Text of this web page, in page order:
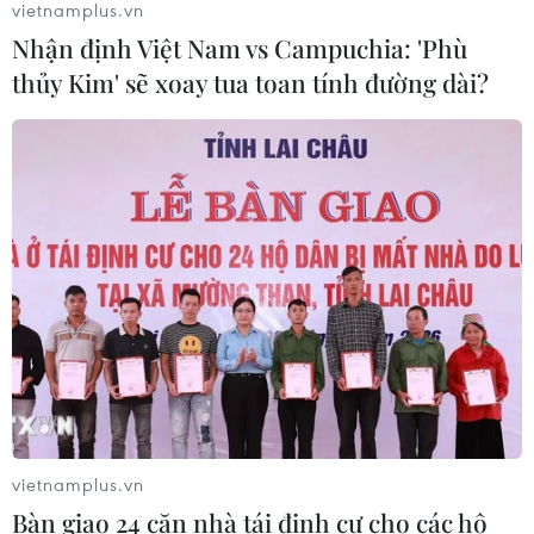
Mưa lũ, sạt lở tại Sri Lanka khiến 5
người thiệt mạng
04/08/2026 23:09
Thời tiết ngày 5/8: Bắc Bộ tiếp tục
mưa lớn, nguy cơ lũ quét và sạt lở đất
gia tăng
04/08/2026 23:08
Xem thêm
vietnamplus.vn
Nhận định Việt Nam vs Campuchia: 'Phù
thủy Kim' sẽ xoay tua toan tính đường dài?
vietnamplus.vn
Bàn giao 24 căn nhà tái định cư cho các hộ